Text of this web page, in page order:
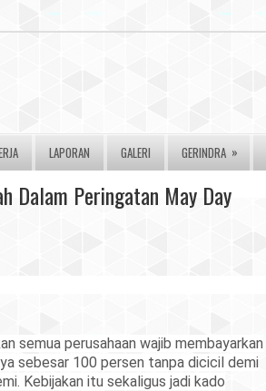
LAPORAN GALERI GERINDRA »
Dalam Peringatan May Day
semua perusahaan wajib membayarkan
sebesar 100 persen tanpa dicicil demi
Kebijakan itu sekaligus jadi kado